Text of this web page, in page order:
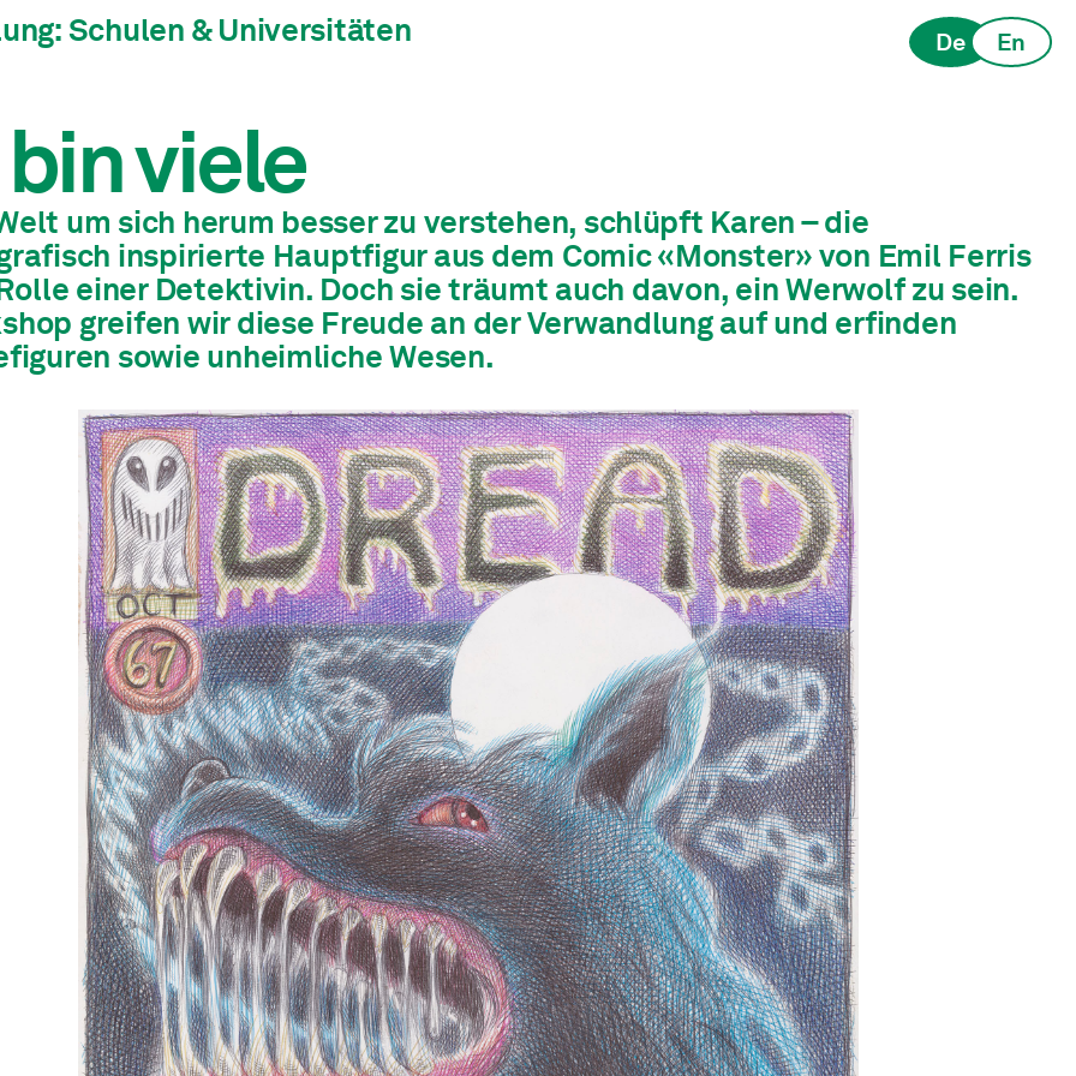
De En
Schulen & Universitäten
viele
um sich herum besser zu verstehen, schlüpft Karen – die
inspirierte Hauptfigur aus dem Comic «Monster» von Emil Ferris
einer Detektivin. Doch sie träumt auch davon, ein Werwolf zu sein.
greifen wir diese Freude an der Verwandlung auf und erfinden
sowie unheimliche Wesen.